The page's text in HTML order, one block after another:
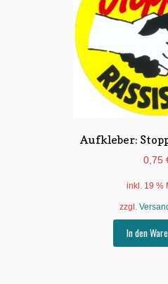
Aufkleber:
0,75
inkl. 19 %
zzgl.
In den